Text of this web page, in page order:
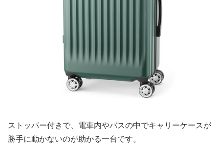
ストッパー付きで、電車内やバスの中でキャリーケースが
勝手に動かないのが助かる一台です。